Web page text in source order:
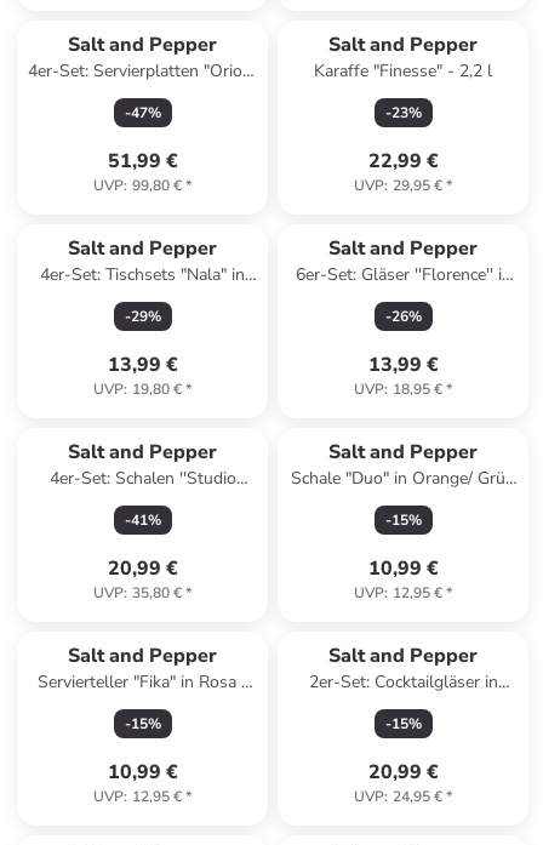
Salt and Pepper
4er-Set: Servierplatten "Orion"
in Beige - (B)34 x (H)13 cm
-47%
51,99 €
UVP: 99,80 €*
Salt and Pepper
Karaffe "Finesse" - 2,2 l
-23%
22,99 €
UVP: 29,95 €*
Salt and Pepper
4er-Set: Tischsets "Nala" in
Grün - Ø 36 cm
-29%
13,99 €
UVP: 19,80 €*
Salt and Pepper
6er-Set: Gläser ''Florence'' in
Transparent - 240 ml
-26%
13,99 €
UVP: 18,95 €*
Salt and Pepper
4er-Set: Schalen ''Studio
Urban'' in Grau - (H)6 x Ø
14,5 cm
-41%
20,99 €
UVP: 35,80 €*
Salt and Pepper
Schale "Duo" in Orange/ Grün
- (H)5 x Ø 21 cm
-15%
10,99 €
UVP: 12,95 €*
Salt and Pepper
Servierteller "Fika" in Rosa -
(L)28,5 x (B)10 cm
-15%
10,99 €
UVP: 12,95 €*
Salt and Pepper
2er-Set: Cocktailgläser in
Transparent/ Blau/ Rot - 230
ml
-15%
20,99 €
UVP: 24,95 €*